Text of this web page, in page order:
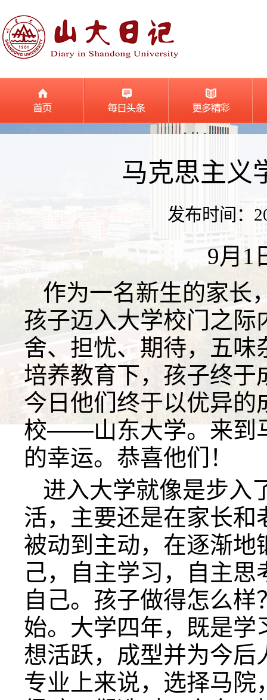
马克思主义
发布时间：
9月1
作为一名新生的家长
孩子迈入大学校门之际
舍、担忧、期待，五
培养教育下，孩子终于
今日他们终于以优异的
校——山东大学。来到
的幸运。恭喜他们！
进入大学就像是步入
活，主要还是在家长和
被动到主动，在逐渐地
己，自主学习，自主
自己。孩子做得怎么
始。大学四年，既是学
想活跃，成型并为今后
专业上来说，选择马